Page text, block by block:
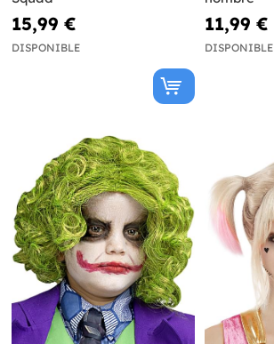
15,99 €
DISPONIBLE
11,99 €
DISPONIBLE